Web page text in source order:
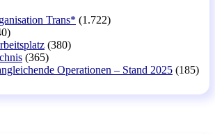
Trans* (1.722)
(380)
(365)
Operationen – Stand 2025 (185)